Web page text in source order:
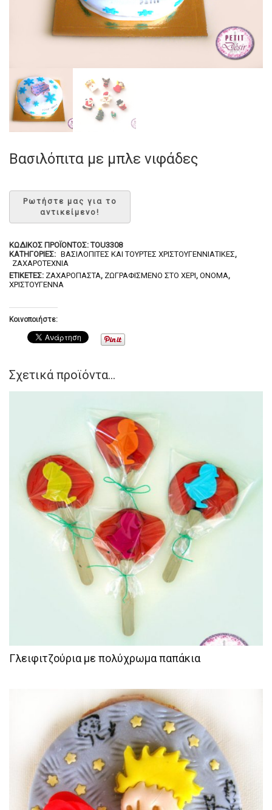
Βασιλόπιτα με μπλε νιφάδες
ΚΩΔΙΚΌΣ ΠΡΟΪΌΝΤΟΣ:TOU3308
ΚΑΤΗΓΟΡΊΕΣ: ΒΑΣΙΛΌΠΙΤΕΣ ΚΑΙ ΤΟΎΡΤΕΣ ΧΡΙΣΤΟΥΓΕΝΝΙΆΤΙΚΕΣ,
ΖΑΧΑΡΟΤΕΧΝΊΑ
ΕΤΙΚΈΤΕΣ: ΖΑΧΑΡΌΠΑΣΤΑ, ΖΩΓΡΑΦΙΣΜΈΝΟ ΣΤΟ ΧΈΡΙ, ΌΝΟΜΑ,
ΧΡΙΣΤΟΎΓΕΝΝΑ
Κοινοποιήστε:
Σχετικά προϊόντα...
Γλειφιτζούρια με πολύχρωμα παπάκια